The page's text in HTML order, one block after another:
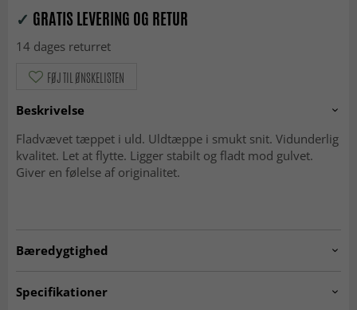
✓ GRATIS LEVERING OG RETUR
14 dages returret
FØJ TIL ØNSKELISTEN
Beskrivelse
Fladvævet tæppet i uld. Uldtæppe i smukt snit. Vidunderlig
kvalitet. Let at flytte. Ligger stabilt og fladt mod gulvet.
Giver en følelse af originalitet.
Bæredygtighed
GOODWEAVE
Specifikationer